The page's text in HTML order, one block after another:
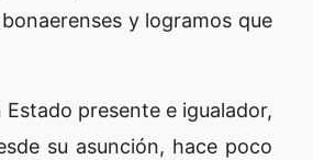
y logramos que
presente e igualador,
su asunción, hace poco